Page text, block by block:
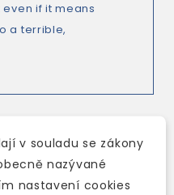
if it means
a terrible,
v souladu se zákony
nazývané
nastavení cookies